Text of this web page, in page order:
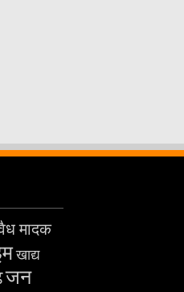
मादक
खाद्य
जन